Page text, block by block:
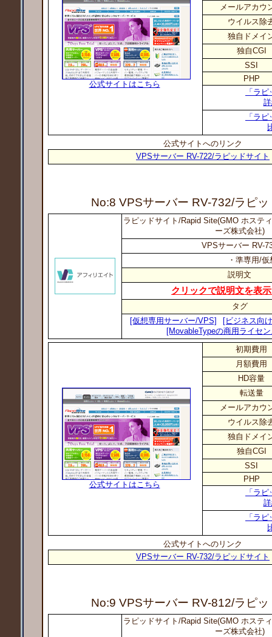
公式サイトはこちら
メールアカウ
ウイルス除
独自ドメイ
独自CGI
SSI
PHP
「ラ
「ラ
公式サイトへのリンク
VPSサーバー RV-722/ラピッドサイト
No:8 VPSサーバー RV-732/ラピッ
ラピッドサイト/Rapid Site(GMO ホステ
ーズ株式会社)
VPSサーバー RV-
・準専用/
説明文
クリックで説明文を表
タグ
[仮想専用サーバー/VPS]
[ビジネス向
[MovableTypeの商用ライセ
公式サイトはこちら
初期費用
月額費用
HD容量
転送量
メールアカウ
ウイルス除
独自ドメイ
独自CGI
SSI
PHP
「ラ
「ラ
公式サイトへのリンク
VPSサーバー RV-732/ラピッドサイト
No:9 VPSサーバー RV-812/ラピッ
ラピッドサイト/Rapid Site(GMO ホステ
ーズ株式会社)